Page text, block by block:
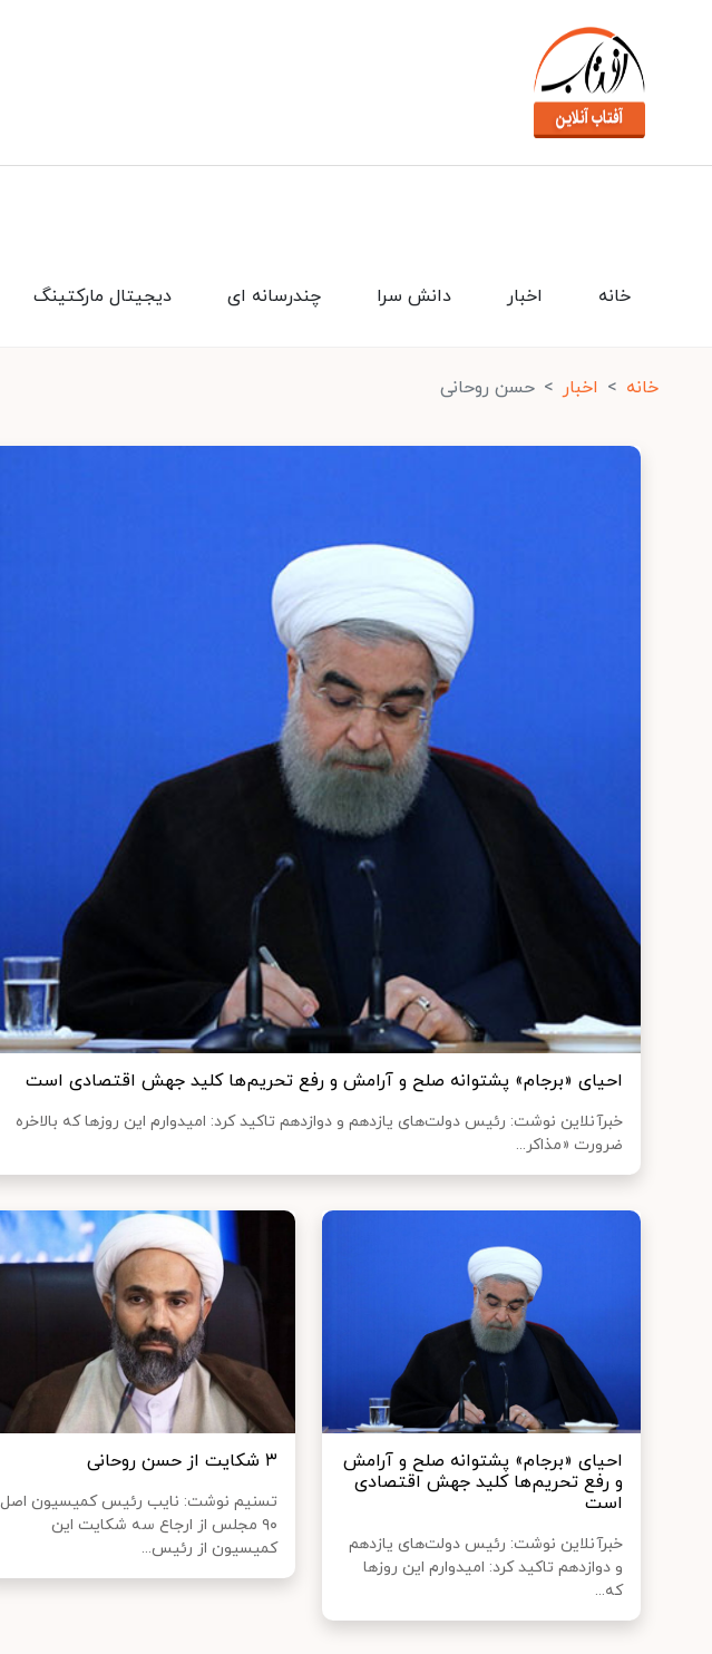
دیجیتال مارکتینگ چندرسانه ای دانش سرا اخبار خانه
خانه اخبار حسن روحانی
احیای «برجام» پشتوانه‌ صلح و آرامش و رفع تحریم‌ها کلید جهش اقتصادی است
خبرآنلاین نوشت: رئیس دولت‌های یازدهم و دوازدهم تاکید کرد: امیدوارم این روزها که بالاخره
ضرورت «مذاکر...
احیای «برجام» پشتوانه‌ صلح و آرامش
و رفع تحریم‌ها کلید جهش اقتصادی
است
خبرآنلاین نوشت: رئیس دولت‌های یازدهم
و دوازدهم تاکید کرد: امیدوارم این روزها
که...
۳ شکایت از حسن روحانی
تسنیم نوشت: نایب رئیس کمیسیون اصل
۹۰ مجلس از ارجاع سه شکایت این
کمیسیون از رئیس‌...